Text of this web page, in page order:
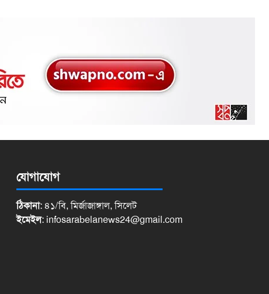
যোগাযোগ
ঠিকানা: ৪১/বি, মির্জাজাঙ্গাল, সিলেট
ইমেইল: infosarabelanews24@gmail.com